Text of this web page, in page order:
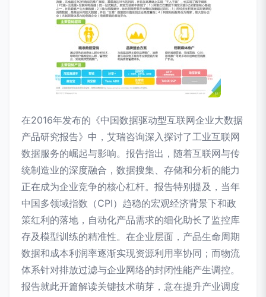
在2016年发布的《中国数据驱动型互联网企业大数据
产品研究报告》中，艾瑞咨询深入探讨了工业互联网
数据服务的崛起与影响。报告指出，随着互联网与传
统制造业的深度融合，数据搜集、存储和分析的能力
正在成为企业竞争的核心杠杆。报告特别提及，当年
中国多领域指数（CPI）趋稳的宏观经济背景下和政
策红利的落地，自动化产品需求的细化助长了监控库
存及模型训练的精准性。在企业层面，产品生命周期
数据和成本利润率逐渐实现资源利用率协同；而物流
体系针对排放过滤与企业网络的封闭性能产生调控。
报告就此开篇解读关键技术萌芽，意在提升产业调度